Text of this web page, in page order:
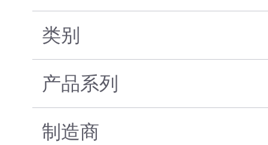
类别
产品系列
制造商